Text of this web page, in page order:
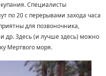
Специалисты
по 20 с перерывами захода часа
для позвоночника,
др. Здесь (и лучше здесь) можно
Мертвого моря.